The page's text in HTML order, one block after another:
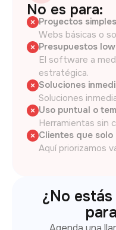
No es para:
Proyectos
Webs básicas o
Presupuestos
El software a
estratégica.
Soluciones
Soluciones
Uso puntual o
Herramientas sin
Clientes que
Aquí priorizamos
¿No